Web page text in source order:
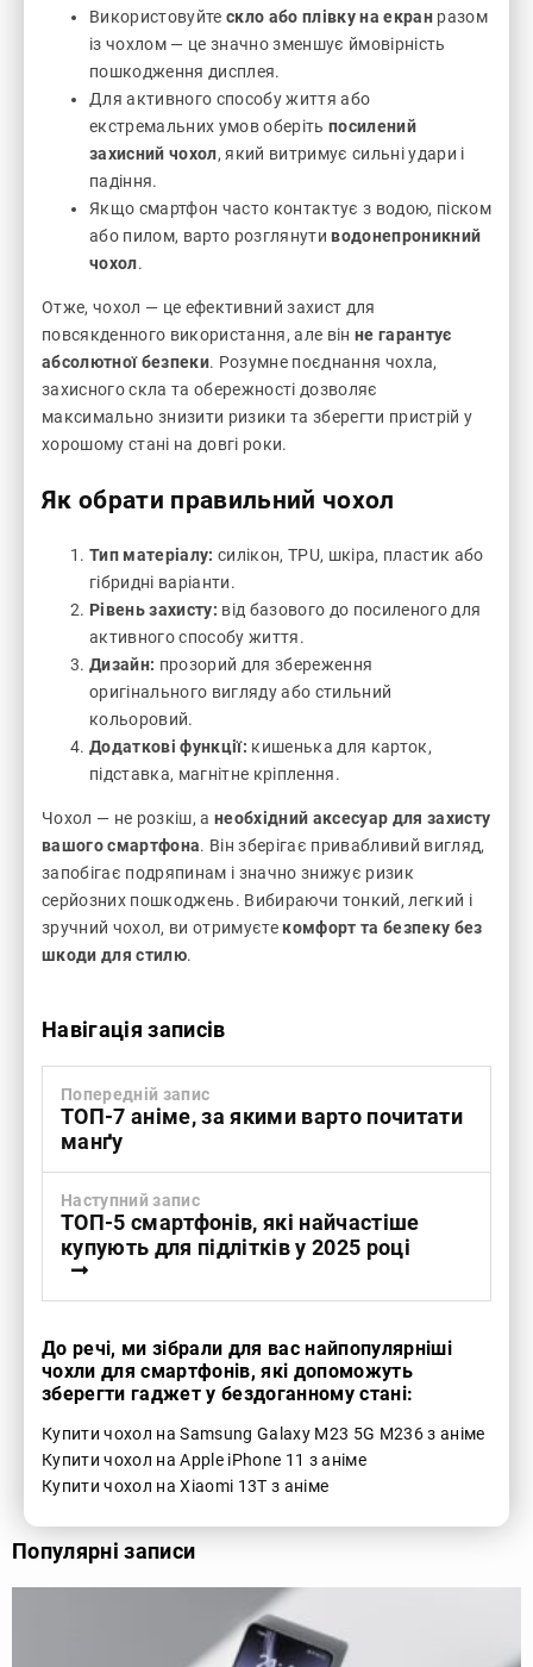
Використовуйте скло або плівку на екран разом
із чохлом — це значно зменшує ймовірність
пошкодження дисплея.
Для активного способу життя або
екстремальних умов оберіть посилений
захисний чохол, який витримує сильні удари і
падіння.
Якщо смартфон часто контактує з водою, піском
або пилом, варто розглянути водонепроникний
чохол.
Отже, чохол — це ефективний захист для
повсякденного використання, але він не гарантує
абсолютної безпеки. Розумне поєднання чохла,
захисного скла та обережності дозволяє
максимально знизити ризики та зберегти пристрій у
хорошому стані на довгі роки.
Як обрати правильний чохол
Тип матеріалу: силікон, TPU, шкіра, пластик або
гібридні варіанти.
Рівень захисту: від базового до посиленого для
активного способу життя.
Дизайн: прозорий для збереження
оригінального вигляду або стильний
кольоровий.
Додаткові функції: кишенька для карток,
підставка, магнітне кріплення.
Чохол — не розкіш, а необхідний аксесуар для захисту
вашого смартфона. Він зберігає привабливий вигляд,
запобігає подряпинам і значно знижує ризик
серйозних пошкоджень. Вибираючи тонкий, легкий і
зручний чохол, ви отримуєте комфорт та безпеку без
шкоди для стилю.
Навігація записів
Попередній запис
ТОП-7 аніме, за якими варто почитати
манґу
Наступний запис
ТОП-5 смартфонів, які найчастіше
купують для підлітків у 2025 році
До речі, ми зібрали для вас найпопулярніші
чохли для смартфонів, які допоможуть
зберегти гаджет у бездоганному стані:
Купити чохол на Samsung Galaxy M23 5G M236 з аніме
Купити чохол на Apple iPhone 11 з аніме
Купити чохол на Xiaomi 13T з аніме
Популярні записи